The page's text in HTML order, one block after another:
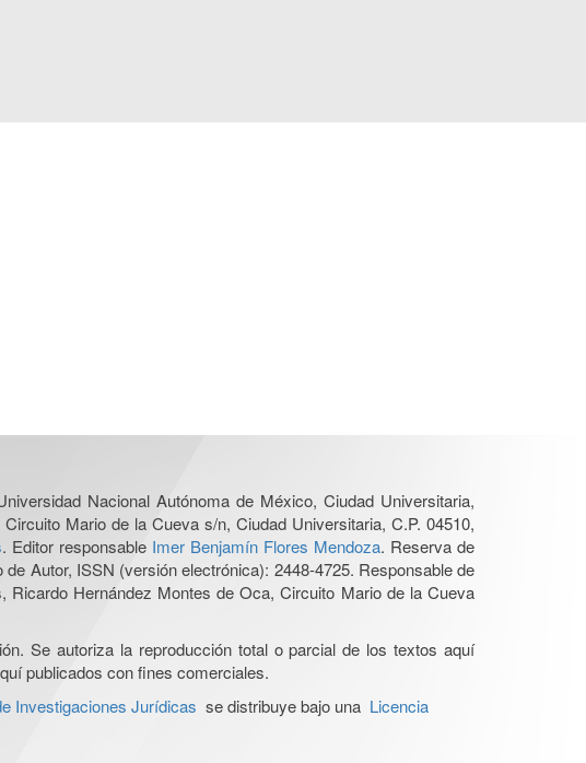
Nacional Autónoma de México, Ciudad Universitaria,
Mario de la Cueva s/n, Ciudad Universitaria, C.P. 04510,
. Editor responsable Imer Benjamín Flores Mendoza. Reserva de
Autor, ISSN (versión electrónica): 2448-4725. Responsable de
Hernández Montes de Oca, Circuito Mario de la Cueva
Se autoriza la reproducción total o parcial de los textos aquí
publicados con fines comerciales.
Investigaciones Jurídicas se distribuye bajo una Licencia